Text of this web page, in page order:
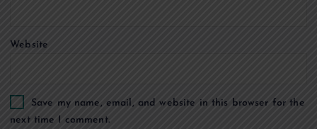
Website
Save my name, email, and website in this browser for the
next time I comment.